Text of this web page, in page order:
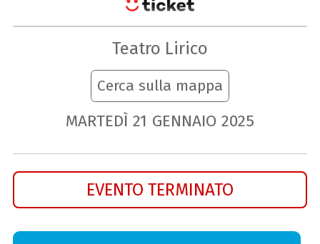
Teatro Lirico
Cerca sulla mappa
MARTEDÌ 21 GENNAIO 2025
EVENTO TERMINATO